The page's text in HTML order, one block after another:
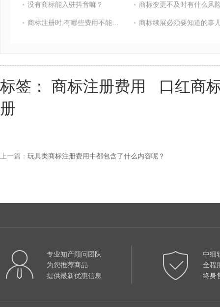
没有商标能入驻抖音嘛？ 商标变更不及时有什么风
商标续展必须要知道的事
标签： 商标注册费用
口红商
册
上一篇： 玩具类商标注册费用中都包含了什么内容呢？
专业知产顾问团队
为您推荐商品
提供最新优惠信息
中细
全程
终身